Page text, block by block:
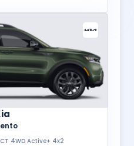
4WD Active+ 4x2